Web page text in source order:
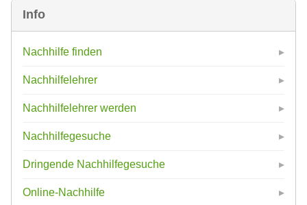
Info
Nachhilfe finden
Nachhilfelehrer
Nachhilfelehrer werden
Nachhilfegesuche
Dringende Nachhilfegesuche
Online-Nachhilfe